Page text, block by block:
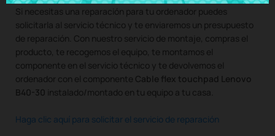
Si necesitas una reparación para tu ordenador puedes
solicitarla al servicio técnico y te enviaremos un presupuesto
de reparación. Con nuestro servicio de montaje, compras el
producto, te recogemos el equipo, te montamos el
componente en el servicio técnico y te devolvemos el
ordenador con el componente Cable flex touchpad Lenovo
B40-30 instalado/montado en tu equipo a tu casa.
Haga clic aquí para solicitar el servicio de reparación